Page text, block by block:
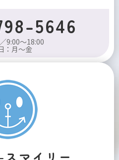
5646
9:00～18:00
：月～金